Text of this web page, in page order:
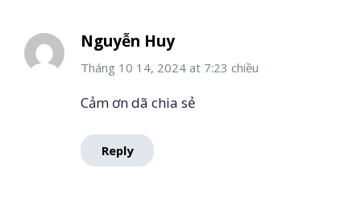
Nguyễn Huy
Tháng 10 14, 2024at 7:23 chiều
Cảm ơn dã chia sẻ
Reply